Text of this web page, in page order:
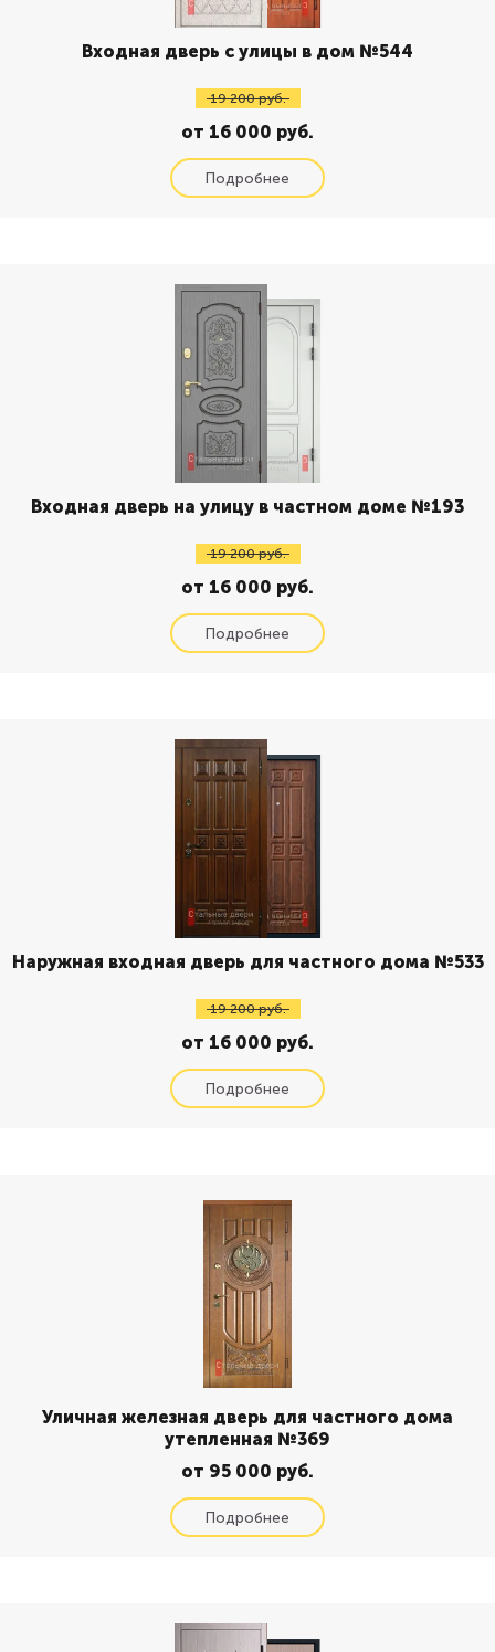
Входная дверь с улицы в дом №544
19 200 руб.
от 16 000 руб.
Входная дверь на улицу в частном доме №193
19 200 руб.
от 16 000 руб.
Наружная входная дверь для частного дома №533
19 200 руб.
от 16 000 руб.
Уличная железная дверь для частного дома
утепленная №369
от 95 000 руб.